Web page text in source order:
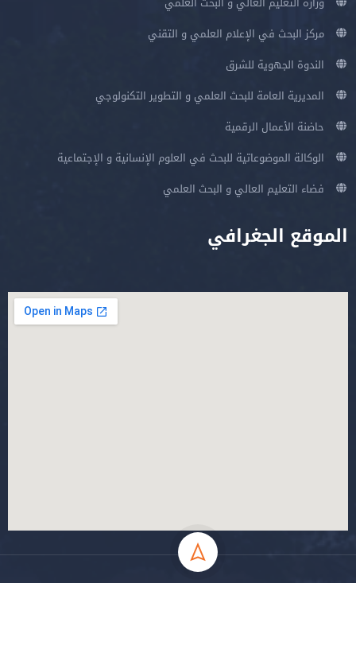
مركز البحث في الإعلام العلمي و التقني
الندوة الجهوية للشرق
المديرية العامة للبحث العلمي و التطوير التكنولوجي
حاضنة الأعمال الرقمية
الوكالة الموضوعاتية للبحث في العلوم الإنسانية و الإجتماعية
فضاء التعليم العالي و البحث العلمي
الموقع الجغرافي
جميع الحقوق محفوظة جامعة المسيلة - 2024